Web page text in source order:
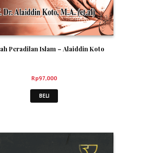
Peradilan Islam – Alaiddin Koto
Rp97,000
BELI